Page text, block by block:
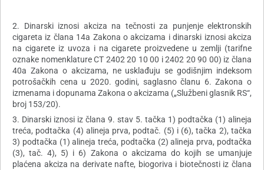
2. Dinarski iznosi akciza na tečnosti za punjenje elektronskih
cigareta iz člana 14a Zakona o akcizama i dinarski iznosi akciza
na cigarete iz uvoza i na cigarete proizvedene u zemlji (tarifne
oznake nomenklature CT 2402 20 10 00 i 2402 20 90 00) iz člana
40a Zakona o akcizama, ne usklađuju se godišnjim indeksom
potrošačkih cena u 2020. godini, saglasno članu 6. Zakona o
izmenama i dopunama Zakona o akcizama („Službeni glasnik RS“,
broj 153/20).
3. Dinarski iznosi iz člana 9. stav 5. tačka 1) podtačka (1) alineja
treća, podtačka (4) alineja prva, podtač. (5) i (6), tačka 2), tačka
3) podtačka (1) alineja treća, podtačka (2) alineja prva, podtačka
(3), tač. 4), 5) i 6) Zakona o akcizama do kojih se umanjuje
plaćena akciza na derivate nafte, biogoriva i biotečnosti iz člana